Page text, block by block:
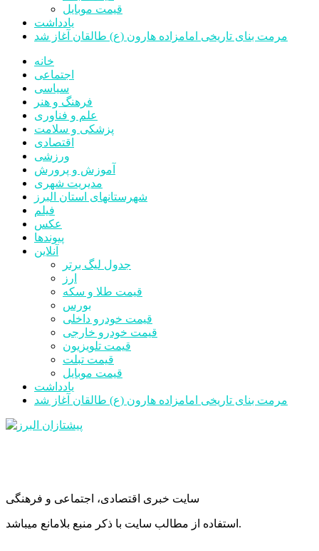
قیمت موبایل
یادداشت
مرمت بنای تاریخی امامزاده هارون (ع) طالقان آغاز شد
خانه
اجتماعی
سیاسی
فرهنگ و هنر
علم و فناوری
پزشکی و سلامت
اقتصادی
ورزشی
آموزش و پرورش
مدیریت شهری
شهرستانهای استان البرز
فیلم
عکس
پیوندها
آنلاین
جدول لیگ برتر
ارز
قیمت طلا و سکه
بورس
قیمت خودرو داخلی
قیمت خودرو خارجی
قیمت تلویزیون
قیمت تبلت
قیمت موبایل
یادداشت
مرمت بنای تاریخی امامزاده هارون (ع) طالقان آغاز شد
سایت خبری اقتصادی، اجتماعی و فرهنگی
استفاده از مطالب سایت با ذکر منبع بلامانع میباشد.